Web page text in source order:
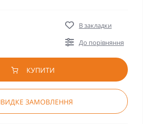
В закладки
До порівняння
КУПИТИ
ЗАМОВЛЕННЯ